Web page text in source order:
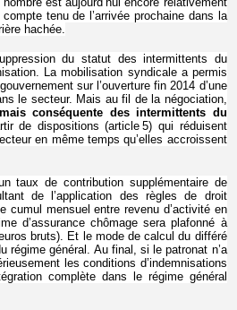
tenu de l’arrivée prochaine dans la
hachée.
du statut des intermittents du
La mobilisation syndicale a permis
sur l’ouverture fin 2014 d’une
le secteur. Mais au fil de la négociation,
conséquente des intermittents du
de dispositions (article 5) qui réduisent
en même temps qu’elles accroissent
taux de contribution supplémentaire de
de l’application des règles de droit
cumul mensuel entre revenu d’activité en
d’assurance chômage sera plafonné à
bruts). Et le mode de calcul du différé
régime général. Au final, si le patronat n’a
les conditions d’indemnisations
complète dans le régime général